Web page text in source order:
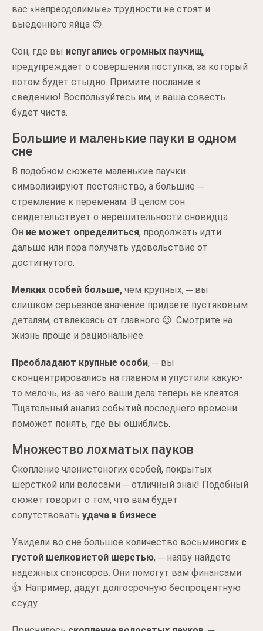
вас «непреодолимые» трудности не стоят и
выеденного яйца 😍.
Сон, где вы испугались огромных паучищ,
предупреждает о совершении поступка, за который
потом будет стыдно. Примите послание к
сведению! Воспользуйтесь им, и ваша совесть
будет чиста.
Большие и маленькие пауки в одном
сне
В подобном сюжете маленькие паучки
символизируют постоянство, а большие ─
стремление к переменам. В целом сон
свидетельствует о нерешительности сновидца.
Он не может определиться, продолжать идти
дальше или пора получать удовольствие от
достигнутого.
Мелких особей больше, чем крупных, ─ вы
слишком серьезное значение придаете пустяковым
деталям, отвлекаясь от главного 😉. Смотрите на
жизнь проще и рациональнее.
Преобладают крупные особи, ─ вы
сконцентрировались на главном и упустили какую-
то мелочь, из-за чего ваши дела теперь не клеятся.
Тщательный анализ событий последнего времени
поможет понять, где вы ошиблись.
Множество лохматых пауков
Скопление членистоногих особей, покрытых
шерсткой или волосами ─ отличный знак! Подобный
сюжет говорит о том, что вам будет
сопутствовать удача в бизнесе.
Увидели во сне большое количество восьминогих с
густой шелковистой шерстью, ─ наяву найдете
надежных спонсоров. Они помогут вам финансами
👍. Например, дадут долгосрочную беспроцентную
ссуду.